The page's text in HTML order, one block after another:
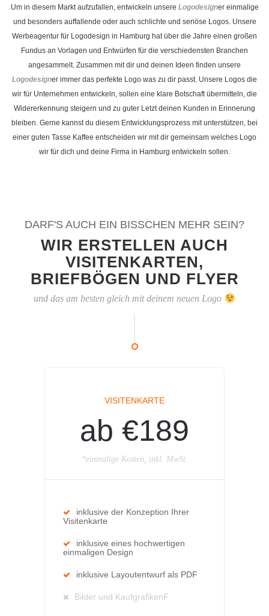
Um in diesem Markt aufzufallen, entwickeln unsere Logodesigner einmalige
und besonders auffallende oder auch schlichte und seriöse Logos. Unsere
Werbeagentur für Logodesign in Hamburg hat über die Jahre einen großen
Fundus an Vorlagen und Entwürfen für die verschiedensten Branchen
angesammelt. Zusammen mit dir und deinen Ideen finden unsere
Logodesigner immer das perfekte Logo was zu dir passt. Unsere Logos die
wir für Unternehmen entwickeln, sollen eine klare Botschaft übermitteln, die
Widererkennung steigern und zu guter Letzt deinen Kunden in Erinnerung
bleiben. Gerne kannst du diesem Entwicklungsprozess mit unterstützen, bei
einer guten Tasse Kaffee entscheiden wir mit dir gemeinsam welches Logo
wir für dich und deine Firma in Hamburg entwickeln sollen.
DARF'S AUCH EIN BISSCHEN MEHR SEIN?
WIR ERSTELLEN AUCH
VISITENKARTEN,
BRIEFBÖGEN UND FLYER
und das am besten gleich mit deinem neuen Logo
VISITENKARTE
ab €189
*einmalige Kosten, inkl. MwSt.
inklusive der Konzeption Ihrer
Visitenkarte
inklusive eines hochwertigen
einmaligen Design
inklusive Layoutentwurf als PDF
Bilder und KaufgrafikenF